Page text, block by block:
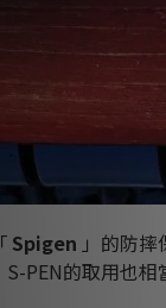
「 Spigen 」 的防摔
S-PEN的取用也相